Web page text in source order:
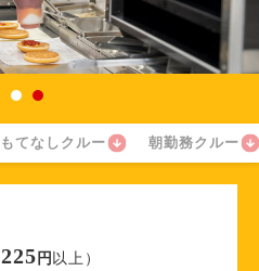
てなしクルー 朝勤務クルー
円 以上）